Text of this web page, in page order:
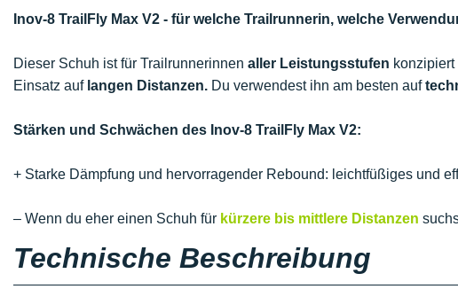
Inov-8 TrailFly Max V2 - für welche Trailrunnerin, welche
Dieser Schuh ist für Trailrunnerinnen aller Leistungsstufen
Einsatz auf langen Distanzen. Du verwendest ihn am besten auf
Stärken und Schwächen des Inov-8 TrailFly Max V2:
+ Starke Dämpfung und hervorragender Rebound: leichtfüßiges und
– Wenn du eher einen Schuh für kürzere bis mittlere Distanzen
Technische Beschreibung